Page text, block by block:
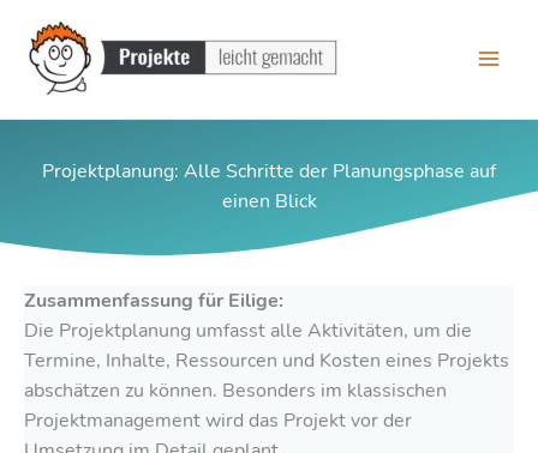
Inhalt
springen
Projektplanung: Alle Schritte der Planungsphase auf
einen Blick
Zusammenfassung für Eilige:
Die Projektplanung umfasst alle Aktivitäten, um die
Termine, Inhalte, Ressourcen und Kosten eines Projekts
abschätzen zu können. Besonders im klassischen
Projektmanagement wird das Projekt vor der